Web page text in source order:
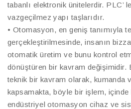
tabanlı elektronik ünitelerdir. PLC’
vazgeçilmez yapı taşlarıdır.
• Otomasyon, en geniş tanımıyla
gerçekleştirilmesinde, insanın
otomatik üretim ve bunu kontrol
dönüştüren bir kavram değişimidir.
teknik bir kavram olarak, kumanda
kapsamakta, böyle bir işlem,
endüstriyel otomasyon cihaz ve